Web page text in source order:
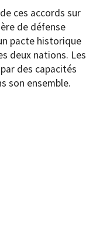
ces accords sur
de défense
pacte historique
deux nations. Les
des capacités
son ensemble.